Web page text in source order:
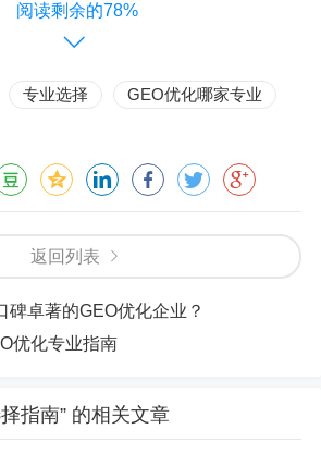
单延伸，而是一种更为精细和综合的
化者不仅精通Google My Business等
设，更要深入洞察特定地理区域用户
言文化偏好、消费习惯，并对区域内
分析，其终极目标，是系统性地提升
的搜索可见度与排名，从而精准吸引
不齐的服务提供商，如何甄别真正的
维度，是衡量一家GEO优化服务商是
阅读剩余的78%
专业选择 GEO优化哪家专业
返回列表
碑卓著的GEO优化企业？
优化专业指南
指南” 的相关文章